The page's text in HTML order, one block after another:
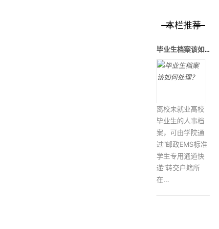
本栏推荐
毕业生档案该如何处理？
离校未就业高校
毕业生的人事档
案，可由学院通
过“邮政EMS标准
学生专用通道快
递”转交户籍所
在...